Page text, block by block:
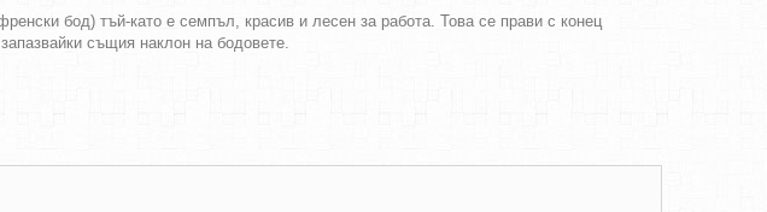
бод) тъй-като е семпъл, красив и лесен за работа. Това се прави с конец
същия наклон на бодовете.